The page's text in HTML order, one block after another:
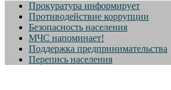
Прокуратура информирует
Противодействие коррупции
Безопасность населения
МЧС напоминает!
Поддержка предпринимательства
Перепись населения